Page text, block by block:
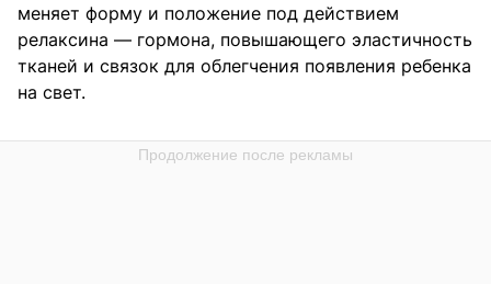
меняет форму и положение под действием
релаксина — гормона, повышающего эластичность
тканей и связок для облегчения появления ребенка
на свет.